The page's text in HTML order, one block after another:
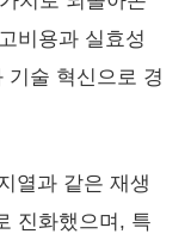
비용과 실효성
기술 혁신으로 경
열과 같은 재생
진화했으며, 특